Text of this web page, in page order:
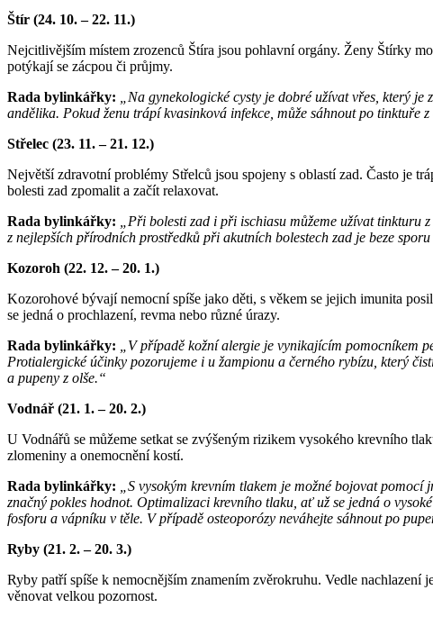
Štír (24. 10. – 22. 11.)
Nejcitlivějším místem zrozenců Štíra jsou pohlavní orgány. Ženy Štírky
potýkají se zácpou či průjmy.
Rada bylinkářky:
„Na gynekologické cysty je dobré užívat vřes, který
andělika. Pokud ženu trápí kvasinková infekce, může sáhnout po
Střelec (23. 11. – 21. 12.)
Největší zdravotní problémy Střelců jsou spojeny s oblastí zad. Často je
bolesti zad zpomalit a začít relaxovat.
Rada bylinkářky:
„Při bolesti zad i při ischiasu můžeme užívat
z nejlepších přírodních prostředků při akutních bolestech zad je beze
Kozoroh (22. 12. – 20. 1.)
Kozorohové bývají nemocní spíše jako děti, s věkem se jejich imunita
se jedná o prochlazení, revma nebo různé úrazy.
Rada bylinkářky:
„V případě kožní alergie je vynikajícím pomocníkem
Protialergické účinky pozorujeme i u žampionu a černého rybízu, který
a pupeny z olše.“
Vodnář (21. 1. – 20. 2.)
U Vodnářů se můžeme setkat se zvýšeným rizikem vysokého krevního
zlomeniny a onemocnění kostí.
Rada bylinkářky:
„S vysokým krevním tlakem je možné bojovat
značný pokles hodnot. Optimalizaci krevního tlaku, ať už se jedná o
fosforu a vápníku v těle. V případě osteoporózy neváhejte sáhnout po
Ryby (21. 2. – 20. 3.)
Ryby patří spíše k nemocnějším znamením zvěrokruhu. Vedle
věnovat velkou pozornost.